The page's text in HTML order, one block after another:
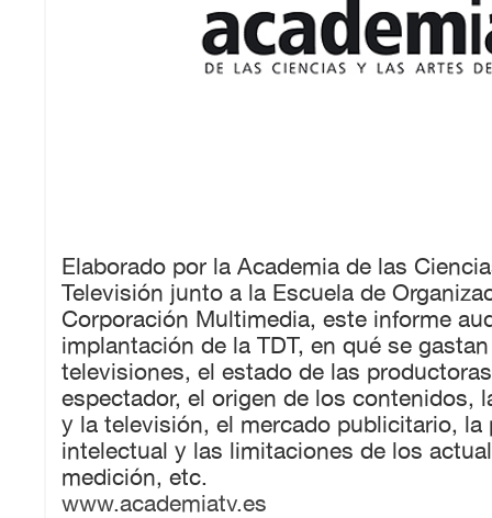
Elaborado por la Academia de las
Televisión junto a la Escuela de
Corporación Multimedia, este informe
implantación de la TDT, en qué se
televisiones, el estado de las
espectador, el origen de los contenidos,
y la televisión, el mercado publicitario, la
intelectual y las limitaciones de los
medición, etc.
www.academiatv.es